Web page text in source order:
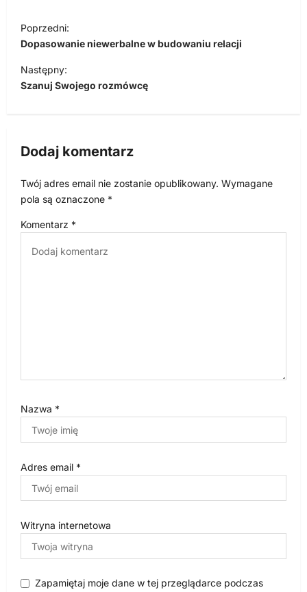
N
a
w
i
c
a
p
Poprzedni:
Dopasowanie niewerbalne w budowaniu relacji
Następny:
Szanuj Swojego rozmówcę
Dodaj komentarz
Twój adres email nie zostanie opublikowany. Wymagane
pola są oznaczone *
Komentarz *
Nazwa *
Adres email *
Witryna internetowa
Zapamiętaj moje dane w tej przeglądarce podczas